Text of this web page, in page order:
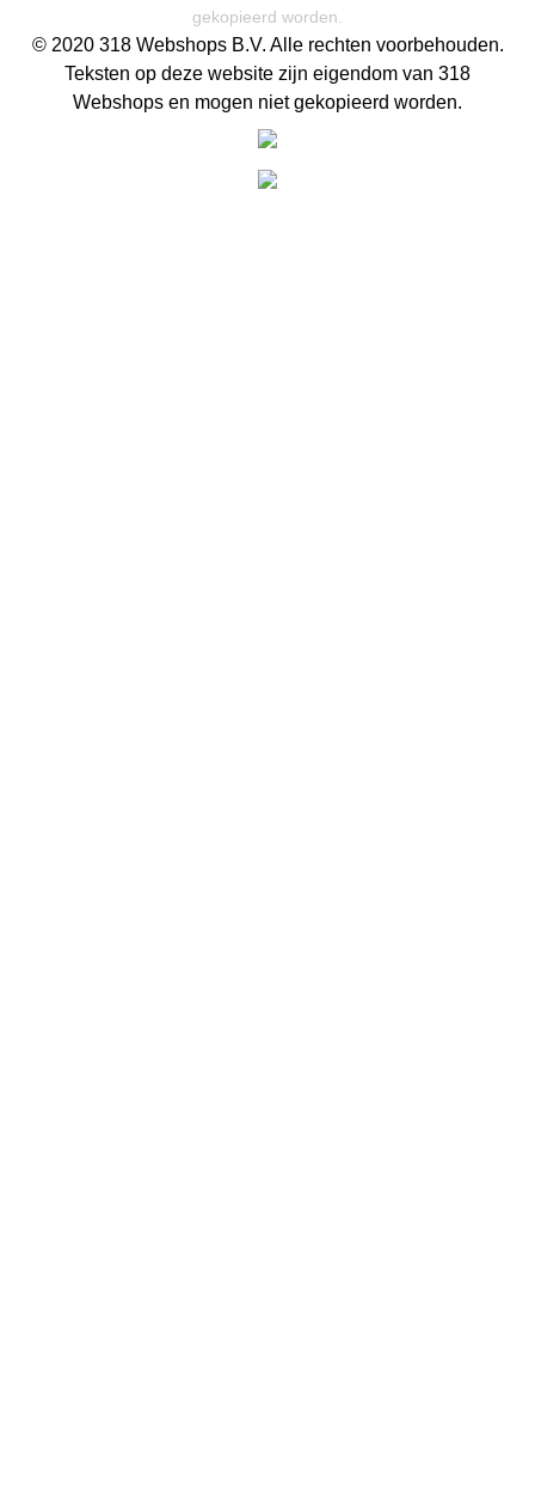
gekopieerd worden.
© 2020 318 Webshops B.V. Alle rechten voorbehouden.
Teksten op deze website zijn eigendom van 318
Webshops en mogen niet gekopieerd worden.